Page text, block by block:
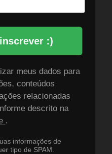
:)
meus dados para
conteúdos
relacionadas
descrito na
.
informações de
tipo de SPAM.